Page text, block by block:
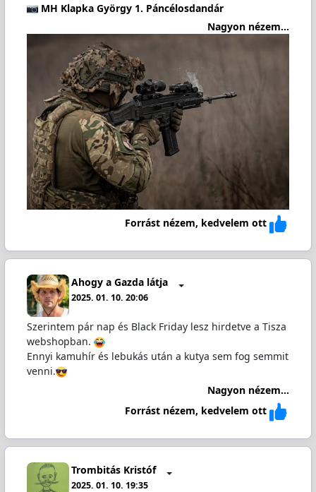
MH Klapka György 1. Páncélosdandár
Nagyon nézem...
Forrást nézem, kedvelem ott
Ahogy a Gazda látja
2025. 01. 10. 20:06
Szerintem pár nap és Black Friday lesz hirdetve a Tisza
webshopban.
Ennyi kamuhír és lebukás után a kutya sem fog semmit
venni.
Nagyon nézem...
Forrást nézem, kedvelem ott
Trombitás Kristóf
2025. 01. 10. 19:35